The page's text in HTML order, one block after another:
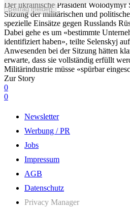
Beitrag melden
Der ukrainische Präsident Wolodymyr
Sitzung der militärischen und
spezielle Einsätze gegen Russlands
Dabei gehe es um «bestimmte
identifiziert haben», teilte Selenskyj
Anwesenden bei der Sitzung hätten
erwarte, dass sie vollständig erfüllt
Militärindustrie müsse «spürbar
Zur Story
0
0
Newsletter
Werbung / PR
Jobs
Impressum
AGB
Datenschutz
Privacy Manager